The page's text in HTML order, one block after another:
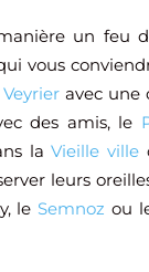
un feu
vous
avec une
des amis, le
laVieille ville
leurs
le Semnoz ou